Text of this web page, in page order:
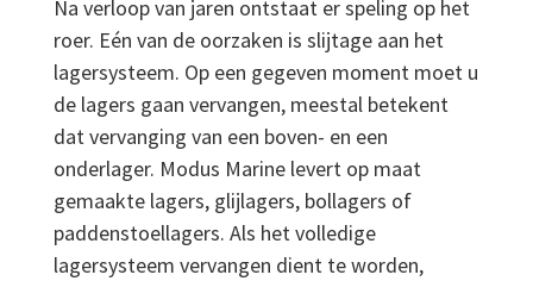
Na verloop van jaren ontstaat er speling op het
roer. Eén van de oorzaken is slijtage aan het
lagersysteem. Op een gegeven moment moet u
de lagers gaan vervangen, meestal betekent
dat vervanging van een boven- en een
onderlager. Modus Marine levert op maat
gemaakte lagers, glijlagers, bollagers of
paddenstoellagers. Als het volledige
lagersysteem vervangen dient te worden,